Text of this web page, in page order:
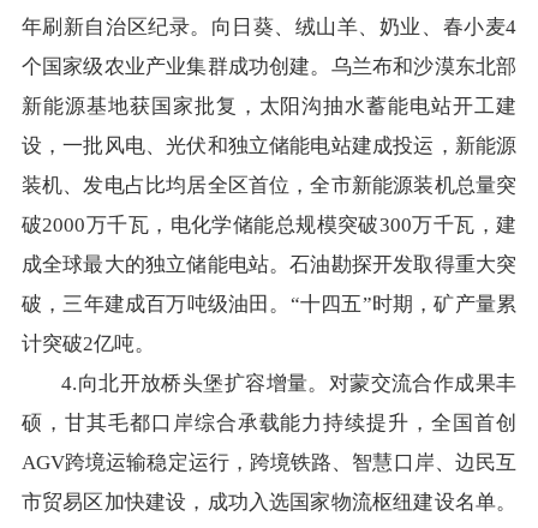
年刷新自治区纪录。向日葵、绒山羊、奶业、春小麦4
个国家级农业产业集群成功创建。乌兰布和沙漠东北部
新能源基地获国家批复，太阳沟抽水蓄能电站开工建
设，一批风电、光伏和独立储能电站建成投运，新能源
装机、发电占比均居全区首位，全市新能源装机总量突
破2000万千瓦，电化学储能总规模突破300万千瓦，建
成全球最大的独立储能电站。石油勘探开发取得重大突
破，三年建成百万吨级油田。“十四五”时期，矿产量累
计突破2亿吨。
4.向北开放桥头堡扩容增量。对蒙交流合作成果丰
硕，甘其毛都口岸综合承载能力持续提升，全国首创
AGV跨境运输稳定运行，跨境铁路、智慧口岸、边民互
市贸易区加快建设，成功入选国家物流枢纽建设名单。